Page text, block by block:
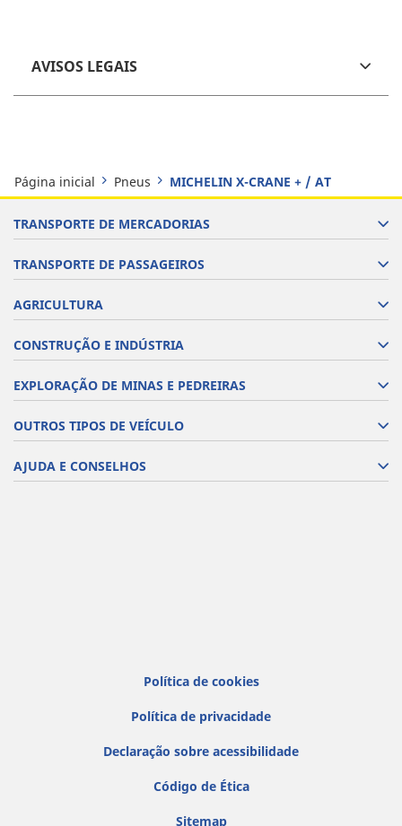
AVISOS LEGAIS
Página inicial Pneus MICHELIN X-CRANE + / AT
TRANSPORTE DE MERCADORIAS
TRANSPORTE DE PASSAGEIROS
AGRICULTURA
CONSTRUÇÃO E INDÚSTRIA
EXPLORAÇÃO DE MINAS E PEDREIRAS
OUTROS TIPOS DE VEÍCULO
AJUDA E CONSELHOS
Política de cookies
Política de privacidade
Declaração sobre acessibilidade
Código de Ética
Sitemap